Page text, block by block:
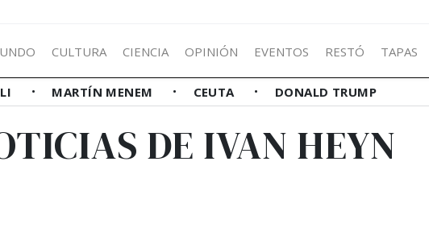
CULTURA CIENCIA OPINIÓN EVENTOS RESTÓ TAPAS
MARTÍN MENEM CEUTA DONALD TRUMP
DE IVAN HEYN